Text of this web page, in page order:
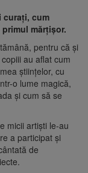
curați, cum
mărțișor.
pentru că și
au aflat cum
științelor, cu
o lume magică,
și cum să se
micii artiști le-au
a participat și
de